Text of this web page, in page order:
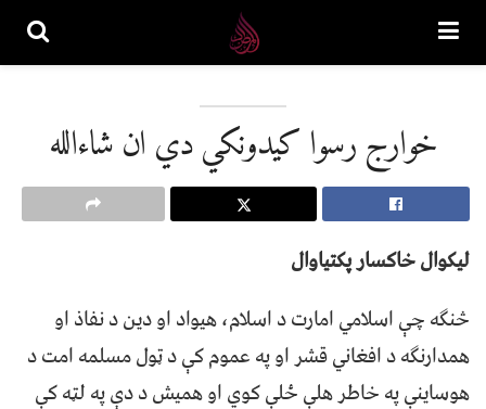
خوارج رسوا کیدونکي دي ان شاءالله
لیکوال خاکسار پکتیاوال
څنګه چې اسلامي امارت د اسلام، هیواد او دین د نفاذ او
همدارنګه د افغاني قشر او په عموم کې د ټول مسلمه امت د
هوساینې په خاطر هلې ځلې کوي او همیش د دې په لټه کې